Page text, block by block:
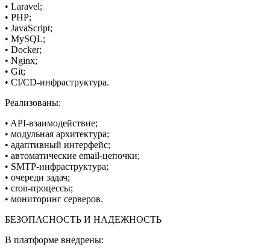
• Laravel;
• PHP;
• JavaScript;
• MySQL;
• Docker;
• Nginx;
• Git;
• CI/CD-инфраструктура.
Реализованы:
• API-взаимодействие;
• модульная архитектура;
• адаптивный интерфейс;
• автоматические email-цепочки;
• SMTP-инфраструктура;
• очереди задач;
• cron-процессы;
• мониторинг серверов.
БЕЗОПАСНОСТЬ И НАДЕЖНОСТЬ
В платформе внедрены: